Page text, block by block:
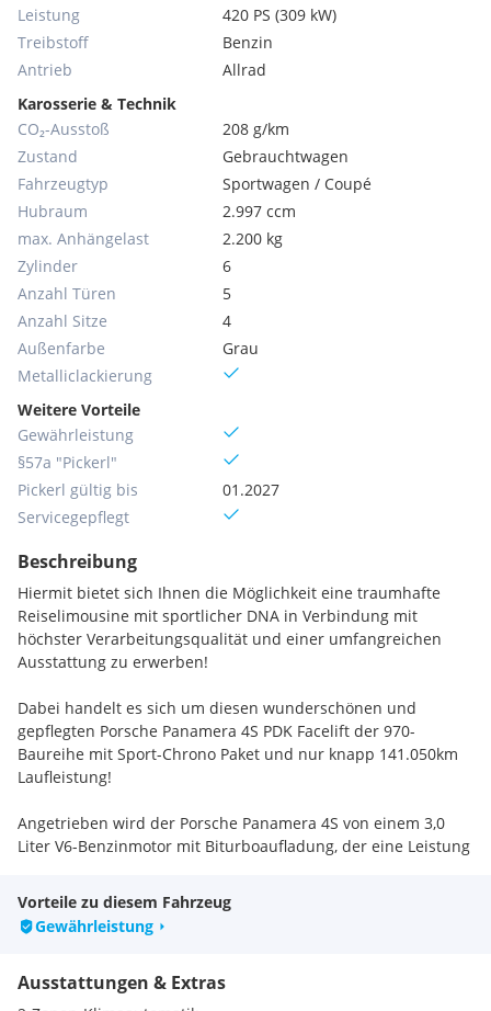
Leistung
420 PS (309 kW)
Treibstoff
Benzin
Antrieb
Allrad
Karosserie & Technik
CO₂-Ausstoß
208 g/km
Zustand
Gebrauchtwagen
Fahrzeugtyp
Sportwagen / Coupé
Hubraum
2.997 ccm
max. Anhängelast
2.200 kg
Zylinder
6
Anzahl Türen
5
Anzahl Sitze
4
Außenfarbe
Grau
Metallic­lackierung
Weitere Vorteile
Gewährleistung
§57a "Pickerl"
Pickerl gültig bis
01.2027
Servicegepflegt
Beschreibung
Hiermit bietet sich Ihnen die Möglichkeit eine traumhafte
Reiselimousine mit sportlicher DNA in Verbindung mit
höchster Verarbeitungsqualität und einer umfangreichen
Ausstattung zu erwerben!
Dabei handelt es sich um diesen wunderschönen und
gepflegten Porsche Panamera 4S PDK Facelift der 970-
Baureihe mit Sport-Chrono Paket und nur knapp 141.050km
Laufleistung!
Angetrieben wird der Porsche Panamera 4S von einem 3,0
Liter V6-Benzinmotor mit Biturboaufladung, der eine Leistung
die Straße bringt! In Kombination mit den präzisen
Schaltvorgängen vom 7-Gang PDK-Getriebe, dem
Allradantrieb und den härteverstellbaren Stoßdämpfern
Fahrverhalten und einer einzigartigen Straßenlage!
Vorteile zu diesem Fahrzeug
Gewährleistung
Ausstattungen & Extras